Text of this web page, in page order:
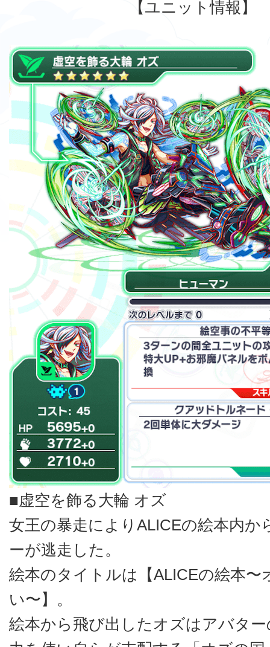
【ユニット情報】
■虚空を飾る大輪 オズ
女王の暴走によりALICEの絵本内か
ーが逃走した。
絵本のタイトルは【ALICEの絵本〜
い〜】。
絵本から飛び出したオズはアバタ